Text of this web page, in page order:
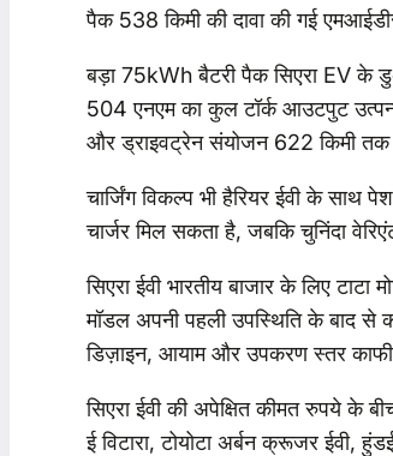
पैक 538 किमी की दावा की गई
बड़ा 75kWh बैटरी पैक सिएरा EV के
504 एनएम का कुल टॉर्क आउटपुट
और ड्राइवट्रेन संयोजन 622 किमी तक
चार्जिंग विकल्प भी हैरियर ईवी के साथ
चार्जर मिल सकता है, जबकि चुनिंदा
सिएरा ईवी भारतीय बाजार के लिए
मॉडल अपनी पहली उपस्थिति के बाद से
डिज़ाइन, आयाम और उपकरण स्तर काफी
सिएरा ईवी की अपेक्षित कीमत रुपये के
ई विटारा, टोयोटा अर्बन क्रूजर ईवी,